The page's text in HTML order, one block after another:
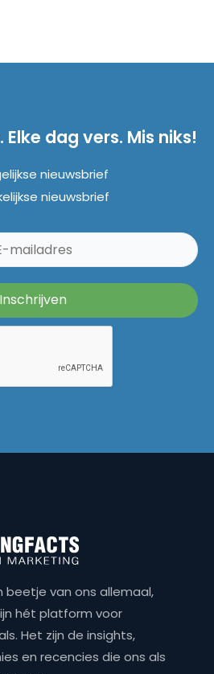
dag vers. Mis niks!
nieuwsbrief
nieuwsbrief
beetje van ons allemaal,
hét platform voor
Het zijn de insights,
en recencies die ons als